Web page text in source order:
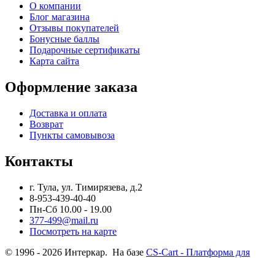
О компании
Блог магазина
Отзывы покупателей
Бонусные баллы
Подарочные сертификаты
Карта сайта
Оформление заказа
Доставка и оплата
Возврат
Пункты самовывоза
Контакты
г. Тула, ул. Тимирязева, д.2
8-953-439-40-40
Пн-Сб 10.00 - 19.00
377-499@mail.ru
Посмотреть на карте
© 1996 - 2026 Интеркар. На базе CS-Cart - Платформа для